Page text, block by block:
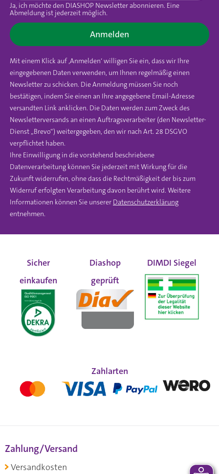
Ja, ich möchte den DIASHOP Newsletter abonnieren. Eine
Abmeldung ist jederzeit möglich.
Anmelden
Mit einem Klick auf ‚Anmelden‘ willigen Sie ein, dass wir Ihre
eingegebenen Daten verwenden, um Ihnen regelmäßig einen
Newsletter zu schicken. Die Anmeldung müssen Sie noch
bestätigen, indem Sie einen an Ihre angegebene Email-Adresse
versandten Link anklicken. Die Daten werden zum Zweck des
Newsletterversands an einen Auftragsverarbeiter (den Newsletter-
Dienst „Brevo“) weitergegeben, den wir nach Art. 28 DSGVO
verpflichtet haben.
Ihre Einwilligung in die vorstehend beschriebene
Datenverarbeitung können Sie jederzeit mit Wirkung für die
Zukunft widerrufen, ohne dass die Rechtmäßigkeit der bis zum
Widerruf erfolgten Verarbeitung davon berührt wird. Weitere
Informationen können Sie unserer Datenschutzerklärung
entnehmen.
Sicher
einkaufen
Diashop
geprüft
DIMDI Siegel
Zahlarten
Zahlung/Versand
Versandkosten